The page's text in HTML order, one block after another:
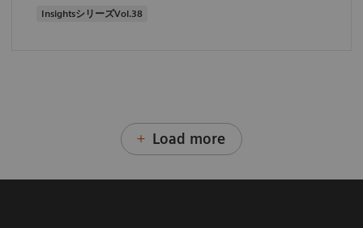
InsightsシリーズVol.38
Load more